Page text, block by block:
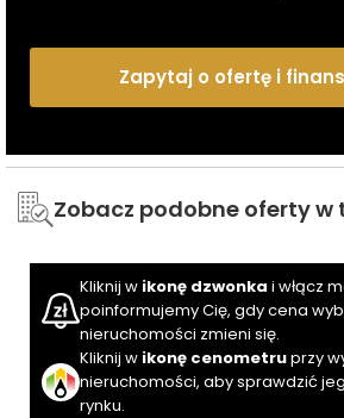
Zapytaj o ofertę i
Zobacz podobne oferty w
Kliknij w ikonę dzwonka i włącz
poinformujemy Cię, gdy cena
nieruchomości zmieni się.
Kliknij w ikonę cenometruprzy
nieruchomości, aby sprawdzić
rynku.